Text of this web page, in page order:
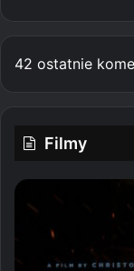
42 ostatnie
Filmy